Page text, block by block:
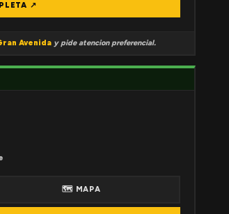
↗
Avenida y pide atencion preferencial.
🗺 MAPA